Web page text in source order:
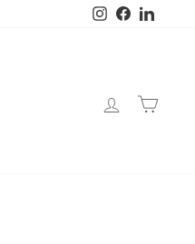
InstagramFacebook